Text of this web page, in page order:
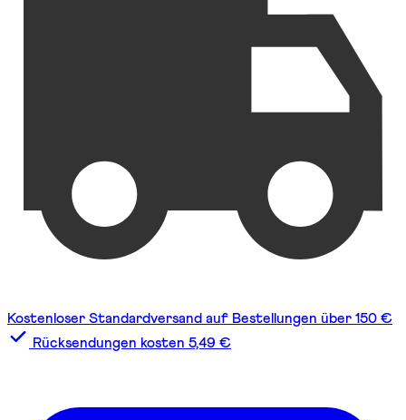
Kostenloser Standardversand auf Bestellungen über 150 €
Rücksendungen kosten 5,49 €